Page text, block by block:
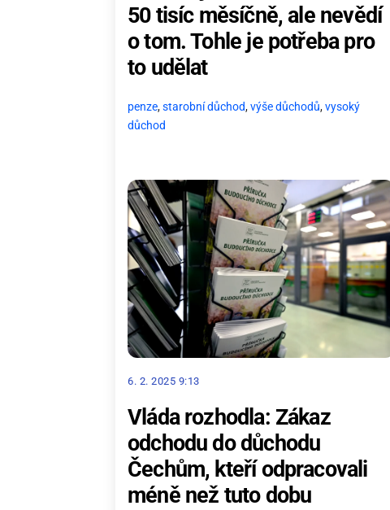
50 tisíc měsíčně, ale nevědí
o tom. Tohle je potřeba pro
to udělat
penze,starobní důchod,výše důchodů,vysoký
důchod
6. 2. 2025 9:13
Vláda rozhodla: Zákaz
odchodu do důchodu
Čechům, kteří odpracovali
méně než tuto dobu